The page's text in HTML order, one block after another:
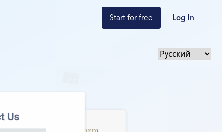
Start for free Log In